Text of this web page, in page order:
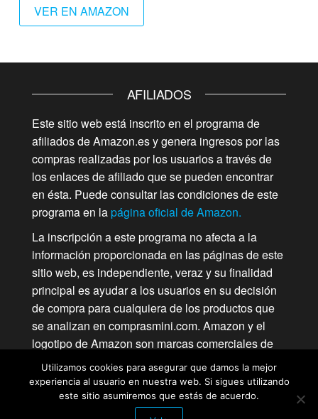
VER EN AMAZON
AFILIADOS
Este sitio web está inscrito en el programa de
afiliados de Amazon.es y genera ingresos por las
compras realizadas por los usuarios a través de
los enlaces de afiliado que se pueden encontrar
en ésta. Puede consultar las condiciones de este
programa en lapágina oficial de Amazon.
La inscripción a este programa no afecta a la
información proporcionada en las páginas de este
sitio web, es independiente, veraz y su finalidad
principal es ayudar a los usuarios en su decisión
de compra para cualquiera de los productos que
se analizan en comprasmini.com. Amazon y el
logotipo de Amazon son marcas comerciales de
Amazon.com, Inc. o de sociedades de su grupo.
Utilizamos cookies para asegurar que damos la mejor
experiencia al usuario en nuestra web. Si sigues utilizando
este sitio asumiremos que estás de acuerdo.